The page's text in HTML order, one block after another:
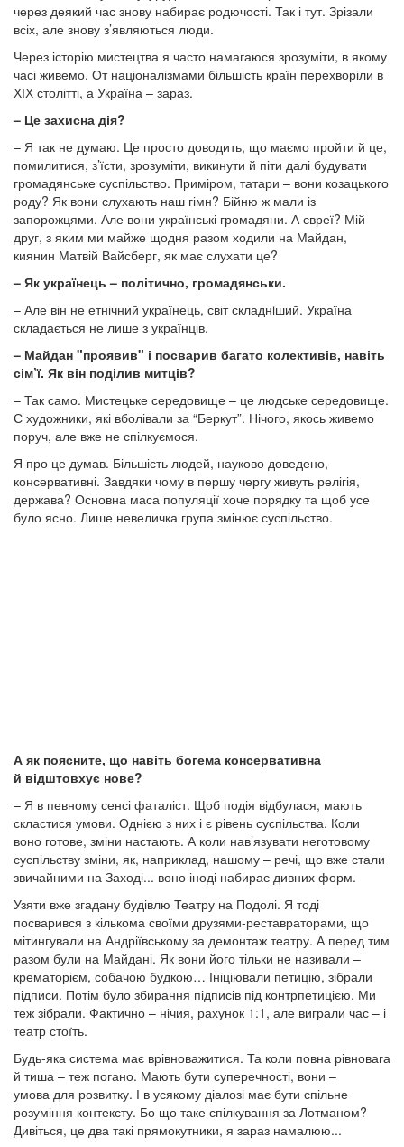
через деякий час знову набирає родючості. Так і тут. Зрізали
всіх, але знову з’являються люди.
Через історію мистецтва я часто намагаюся зрозуміти, в якому
часі живемо. От націоналізмами більшість країн перехворіли в
ХІХ столітті, а Україна – зараз.
– Це захисна дія?
– Я так не думаю. Це просто доводить, що маємо пройти й це,
помилитися, з’їсти, зрозуміти, викинути й піти далі будувати
громадянське суспільство. Приміром, татари – вони козацького
роду? Як вони слухають наш гімн? Бійню ж мали із
запорожцями. Але вони українські громадяни. А євреї? Мій
друг, з яким ми майже щодня разом ходили на Майдан,
киянин Матвій Вайсберг, як має слухати це?
– Як українець – політично, громадянськи.
– Але він не етнічний українець, світ складнiший. Україна
складається не лише з українців.
– Майдан "проявив" і посварив багато колективів, навіть
сім’ї. Як він поділив митців?
– Так само. Мистецьке середовище – це людське середовище.
Є художники, які вболівали за “Беркут”. Нічого, якось живемо
поруч, але вже не спілкуємося.
Я про це думав. Більшість людей, науково доведено,
консервативні. Завдяки чому в першу чергу живуть релігія,
держава? Основна маса популяції хоче порядку та щоб усе
було ясно. Лише невеличка група змінює суспільство.
А як поясните, що навіть богема консервативна
й відштовхує нове?
– Я в певному сенсі фаталіст. Щоб подія відбулася, мають
скластися умови. Однією з них і є рівень суспільства. Коли
воно готове, зміни настають. А коли нав’язувати неготовому
суспільству зміни, як, наприклад, нашому – речі, що вже стали
звичайними на Заході... воно іноді набирає дивних форм.
Узяти вже згадану будівлю Театру на Подолі. Я тоді
посварився з кількома своїми друзями-реставраторами, що
мітингували на Андріївському за демонтаж театру. А перед тим
разом були на Майдані. Як вони його тільки не називали –
крематорієм, собачою будкою… Ініціювали петицію, зібрали
підписи. Потім було збирання підписів під контрпетицією. Ми
теж зібрали. Фактично – нічия, рахунок 1:1, але виграли час – і
театр стоїть.
Будь-яка система має врівноважитися. Та коли повна рівновага
й тиша – теж погано. Мають бути суперечності, вони –
умова для розвитку. І в усякому діалозі має бути спільне
розуміння контексту. Бо що таке спілкування за Лотманом?
Дивіться, це два такі прямокутники, я зараз намалюю...